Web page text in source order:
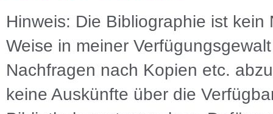
Hinweis: Die Bibliographie ist kein
Weise in meiner
Nachfragen nach Kopien etc.
keine Auskünfte über die